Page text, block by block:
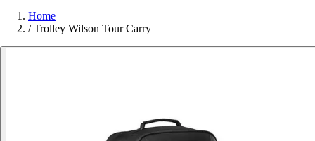
Home
/ Trolley Wilson Tour Carry